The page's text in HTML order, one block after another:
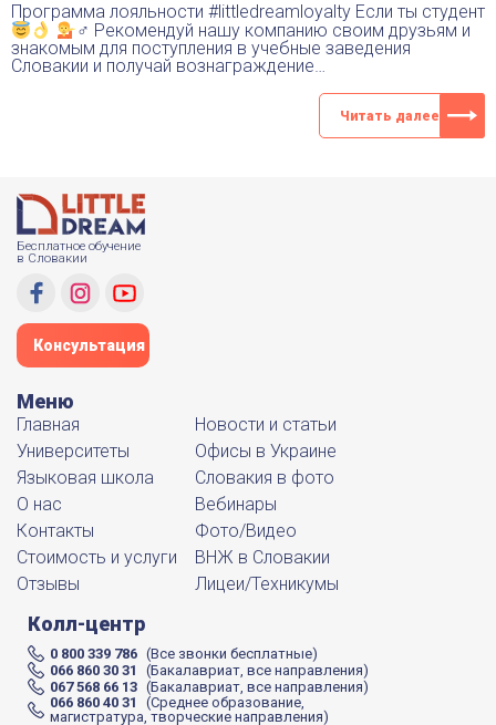
Программа лояльности #littledreamloyalty Если ты студент
♂ Рекомендуй нашу компанию своим друзьям и
знакомым для поступления в учебные заведения
Словакии и получай вознаграждение…
Читать далее
Бесплатное обучение
в Словакии
Консультация
Меню
Главная
Университеты
Языковая школа
О нас
Контакты
Стоимость и услуги
Отзывы
Новости и статьи
Офисы в Украине
Словакия в фото
Вебинары
Фото/Видео
ВНЖ в Словакии
Лицеи/Техникумы
Колл-центр
0 800 339 786 (Все звонки бесплатные)
066 860 30 31
(Бакалавриат, все направления)
067 568 66 13 (Бакалавриат, все направления)
066 860 40 31
(Среднее образование,
магистратура, творческие направления)